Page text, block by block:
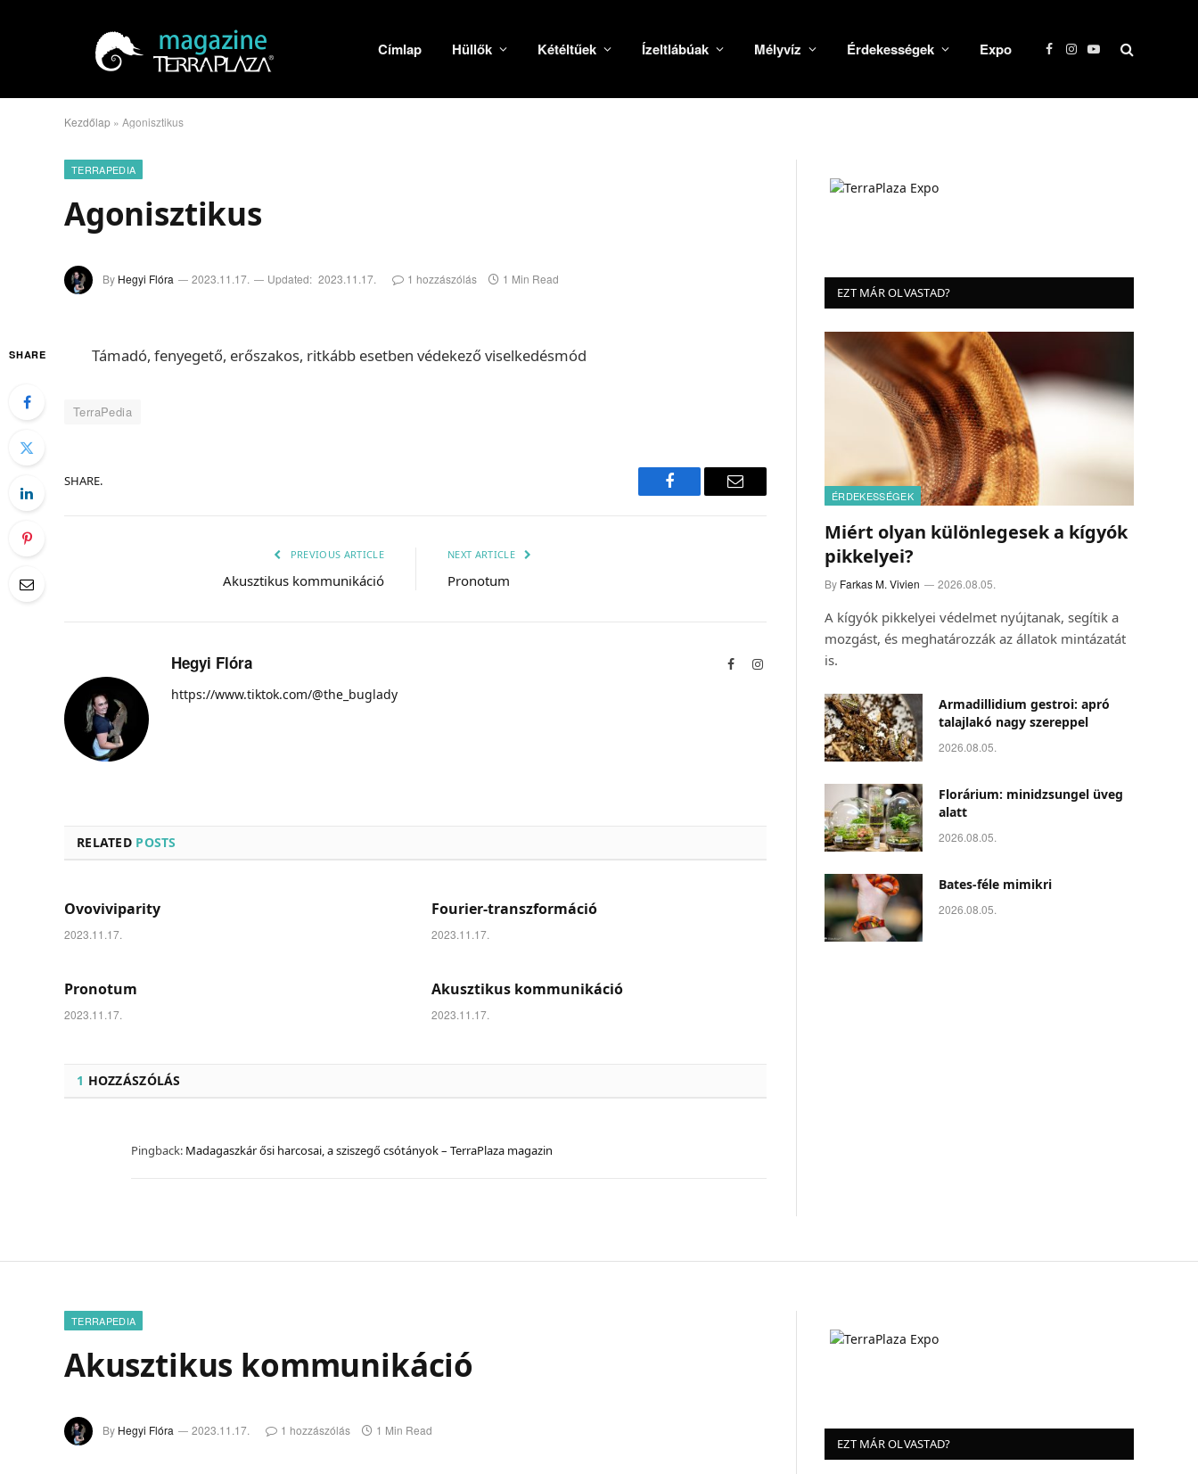
Címlap Hüllők Kétéltűek Ízeltlábúak Mélyvíz Érdekességek Expo Facebook
Instagram
YouTube
Kezdőlap » Agonisztikus
TERRAPEDIA
Agonisztikus
By Hegyi Flóra 2023.11.17. Updated: 2023.11.17. 1 hozzászólás 1 Min Read
SHARE Támadó, fenyegető, erőszakos, ritkább esetben védekező viselkedésmód
TerraPedia
SHARE.
Facebook Email
PREVIOUS ARTICLE
Akusztikus kommunikáció
NEXT ARTICLE
Pronotum
Hegyi Flóra FacebookInstagram
https://www.tiktok.com/@the_buglady
RELATED POSTS
Ovoviviparity
2023.11.17.
Fourier-transzformáció
2023.11.17.
Pronotum
2023.11.17.
Akusztikus kommunikáció
2023.11.17.
1 HOZZÁSZÓLÁS
Pingback: Madagaszkár ősi harcosai, a sziszegő csótányok – TerraPlaza magazin
EZT MÁR OLVASTAD?
ÉRDEKESSÉGEK
Miért olyan különlegesek a kígyók
pikkelyei?
By Farkas M. Vivien 2026.08.05.
A kígyók pikkelyei védelmet nyújtanak, segítik a
mozgást, és meghatározzák az állatok mintázatát
is.
Armadillidium gestroi: apró
talajlakó nagy szereppel
2026.08.05.
Florárium: minidzsungel üveg
alatt
2026.08.05.
Bates-féle mimikri
2026.08.05.
TERRAPEDIA
Akusztikus kommunikáció
By Hegyi Flóra 2023.11.17. 1 hozzászólás 1 Min Read
EZT MÁR OLVASTAD?